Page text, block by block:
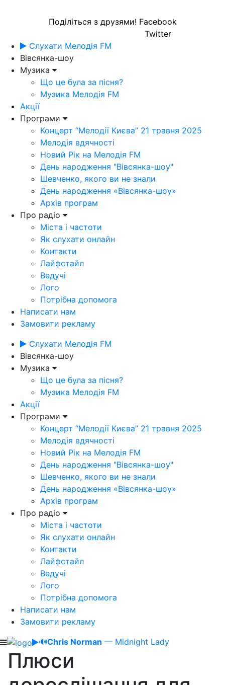
Поділіться з друзями! Facebook
Twitter
Слухати Мелодія FM
Вівсянка-шоу
Музика
Що це була за пісня?
Музика Мелодія FM
Акції
Програми
Концерт “Мелодії Києва” 21 травня 2025
Мелодія вдячності
Новий Рік на Мелодія FM
День народження "Вівсянка-шоу"
Шевченко, якого ви не знали
День народження «Вівсянка-шоу»
Архів програм
Про радіо
Міста і частоти
Як слухати онлайн
Контакти
Лайфстайл
Ведучі
Лого
Потрібна допомога
Написати нам
Замовити рекламу
Слухати Мелодія FM
Вівсянка-шоу
Музика
Що це була за пісня?
Музика Мелодія FM
Акції
Програми
Концерт “Мелодії Києва” 21 травня 2025
Мелодія вдячності
Новий Рік на Мелодія FM
День народження "Вівсянка-шоу"
Шевченко, якого ви не знали
День народження «Вівсянка-шоу»
Архів програм
Про радіо
Міста і частоти
Як слухати онлайн
Контакти
Лайфстайл
Ведучі
Лого
Потрібна допомога
Написати нам
Замовити рекламу
🔊Chris Norman — Midnight Lady
Плюси